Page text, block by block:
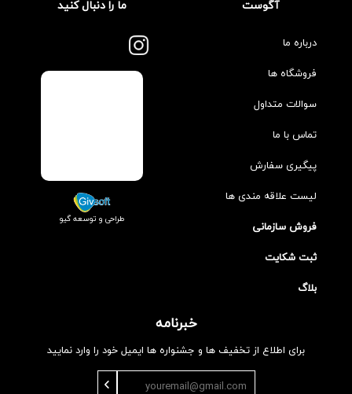
آگوست
درباره ما
فروشگاه ها
سوالات متداول
تماس با ما
پیگیری سفارش
لیست علاقه مندی ها
فروش سازمانی
ثبت شکایت
بلاگ
ما را دنبال کنید
طراحی و توسعه گیو
خبرنامه
برای اطلاع از تخفیف ها و جشنواره ها ایمیل خود را وارد نمایید